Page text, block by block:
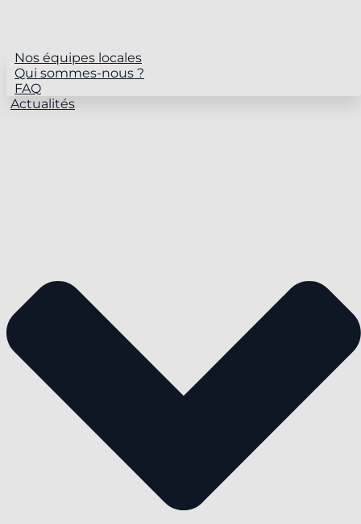
Nos équipes locales
Qui sommes-nous ?
FAQ
Actualités